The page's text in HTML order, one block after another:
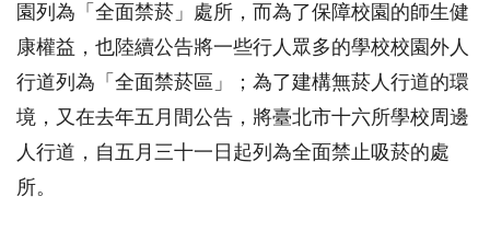
園列為「全面禁菸」處所，而為了保障校園的師生健
康權益，也陸續公告將一些行人眾多的學校校園外人
行道列為「全面禁菸區」；為了建構無菸人行道的環
境，又在去年五月間公告，將臺北市十六所學校周邊
人行道，自五月三十一日起列為全面禁止吸菸的處
所。